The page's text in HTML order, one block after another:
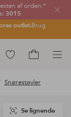
af orden.*
3015
outlet.Brug
Luk
Gå
favoritmarkerede
Snørestøvler
Se lignende